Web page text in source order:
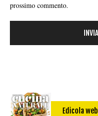
prossimo commento.
Edicola web